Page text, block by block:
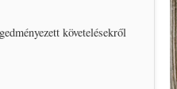
követelésekről